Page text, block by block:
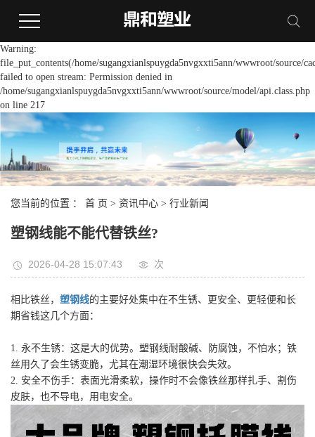
Warning:
file_put_contents(/home/sugangxianlspuygda5nvgxxti5ann/wwwroot/source/
failed to open stream: Permission denied in
/home/sugangxianlspuygda5nvgxxti5ann/wwwroot/source/model/api.class.php
on line 217
您当前的位置 ： 首 页 > 资讯中心 > 行业新闻
塑钢线能不能代替铁丝?
2026-04-28 15:07:43 次
相比铁丝， 塑钢线的主要好处集中在不生锈、更安全、更轻便和长
期省钱这几个方面：
1. 永不生锈：这是大的优势。塑钢线耐酸碱、防腐蚀，不怕水；铁
丝用久了会生锈变脆，尤其在潮湿环境很快会失效。
2. 安全不伤手：表面光滑柔软，操作时不会像铁丝那样扎手、割伤
皮肤，也不导电，用电安全。